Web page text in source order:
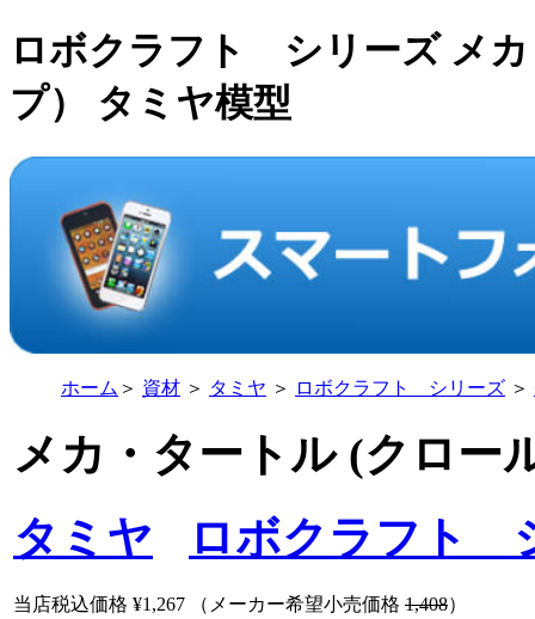
ロボクラフト シリーズ メ
プ） タミヤ模型
ホーム ＞ 資材 ＞ タミヤ ＞ ロボクラフト シリーズ ＞
メカ・タートル (クロー
タミヤ
ロボクラフト
当店税込価格 ¥1,267 （メーカー希望小売価格 1,408）